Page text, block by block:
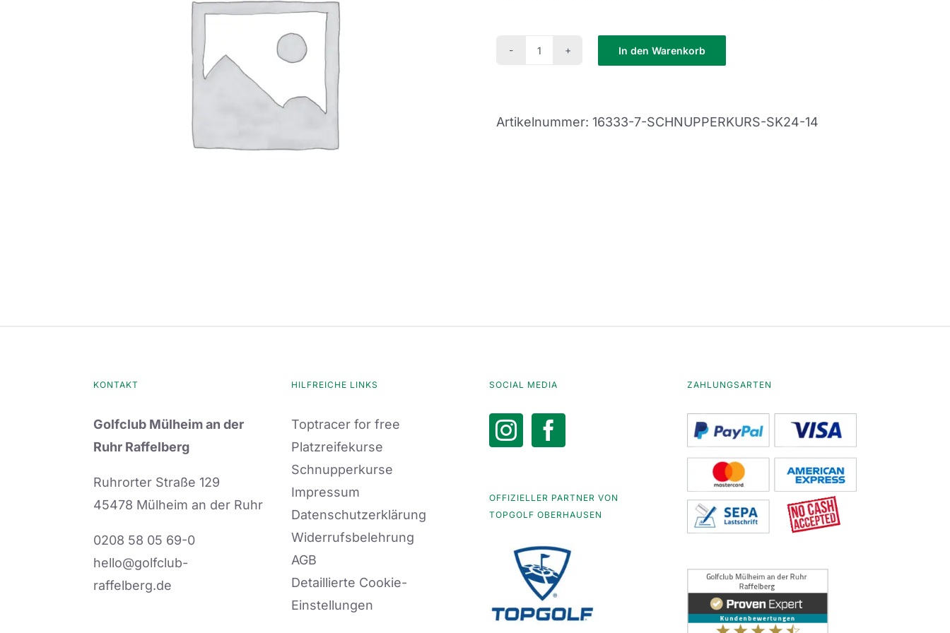
Menge
In den Warenkorb
Artikelnummer: 16333-7-SCHNUPPERKURS-SK24-14
KONTAKT
Golfclub Mülheim an der
Ruhr Raffelberg
Ruhrorter Straße 129
45478 Mülheim an der Ruhr
0208 58 05 69-0
hello@golfclub-
raffelberg.de
HILFREICHE LINKS
Toptracer for free
Platzreifekurse
Schnupperkurse
Impressum
Datenschutzerklärung
Widerrufsbelehrung
AGB
Detaillierte Cookie-
Einstellungen
SOCIAL MEDIA
OFFIZIELLER PARTNER VON
TOPGOLF OBERHAUSEN
ZAHLUNGSARTEN